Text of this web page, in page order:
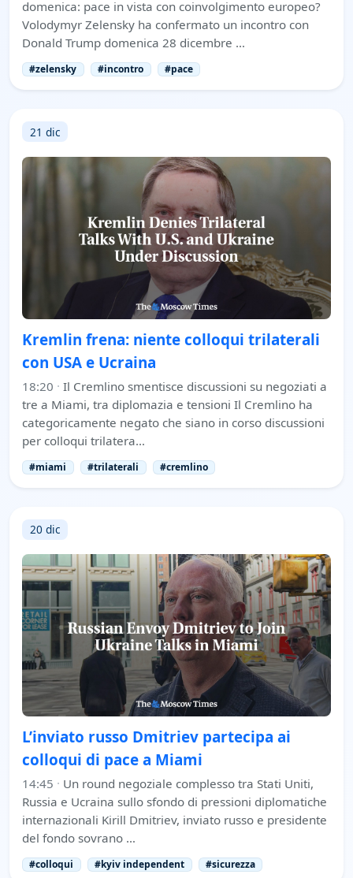
domenica: pace in vista con coinvolgimento europeo?
Volodymyr Zelensky ha confermato un incontro con
Donald Trump domenica 28 dicembre …
#zelensky #incontro #pace
21 dic
Kremlin frena: niente colloqui trilaterali
con USA e Ucraina
18:20 · Il Cremlino smentisce discussioni su negoziati a
tre a Miami, tra diplomazia e tensioni Il Cremlino ha
categoricamente negato che siano in corso discussioni
per colloqui trilatera…
#miami #trilaterali #cremlino
20 dic
L’inviato russo Dmitriev partecipa ai
colloqui di pace a Miami
14:45 · Un round negoziale complesso tra Stati Uniti,
Russia e Ucraina sullo sfondo di pressioni diplomatiche
internazionali Kirill Dmitriev, inviato russo e presidente
del fondo sovrano …
#colloqui #kyiv independent #sicurezza